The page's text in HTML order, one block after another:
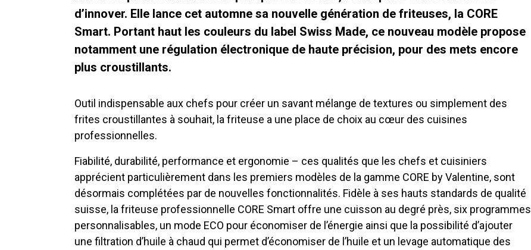
d’innover. Elle lance cet automne sa nouvelle génération de friteuses, la CORE
Smart. Portant haut les couleurs du label Swiss Made, ce nouveau modèle propose
notamment une régulation électronique de haute précision, pour des mets encore
plus croustillants.
Outil indispensable aux chefs pour créer un savant mélange de textures ou simplement des
frites croustillantes à souhait, la friteuse a une place de choix au cœur des cuisines
professionnelles.
Fiabilité, durabilité, performance et ergonomie – ces qualités que les chefs et cuisiniers
apprécient particulièrement dans les premiers modèles de la gamme CORE by Valentine, sont
désormais complétées par de nouvelles fonctionnalités. Fidèle à ses hauts standards de qualité
suisse, la friteuse professionnelle CORE Smart offre une cuisson au degré près, six programmes
personnalisables, un mode ECO pour économiser de l’énergie ainsi que la possibilité d’ajouter
une filtration d’huile à chaud qui permet d’économiser de l’huile et un levage automatique des